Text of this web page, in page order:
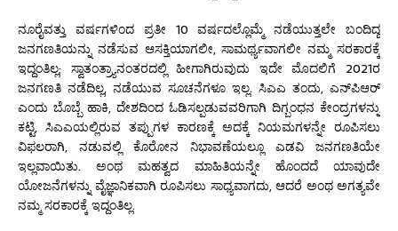
ನೂರೈವತ್ತು ವರ್ಷಗಳಿಂದ ಪ್ರತೀ 10 ವರ್ಷದಲ್ಲೊಮ್ಮೆ ನಡೆಯುತ್ತಲೇ ಬಂದಿದ್ದ
ಜನಗಣತಿಯನ್ನು ನಡೆಸುವ ಆಸಕ್ತಿಯಾಗಲೀ, ಸಾಮರ್ಥ್ಯವಾಗಲೀ ನಮ್ಮ ಸರಕಾರಕ್ಕೆ
ಇದ್ದಂತಿಲ್ಲ; ಸ್ವಾತಂತ್ರ್ಯಾನಂತರದಲ್ಲಿ ಹೀಗಾಗಿರುವುದು ಇದೇ ಮೊದಲಿಗೆ 2021ರ
ಜನಗಣತಿ ನಡೆದಿಲ್ಲ, ನಡೆಯುವ ಸೂಚನೆಗಳೂ ಇಲ್ಲ. ಸಿಎಎ ತಂದು, ಎನ್‌ಪಿಆರ್
ಎಂದು ಬೊಬ್ಬೆ ಹಾಕಿ, ದೇಶದಿಂದ ಓಡಿಸಲ್ಪಡುವವರಿಗಾಗಿ ದಿಗ್ಬಂಧನ ಕೇಂದ್ರಗಳನ್ನು
ಕಟ್ಟಿ, ಸಿಎಎಯಲ್ಲಿರುವ ತಪ್ಪುಗಳ ಕಾರಣಕ್ಕೆ ಅದಕ್ಕೆ ನಿಯಮಗಳನ್ನೇ ರೂಪಿಸಲು
ವಿಫಲರಾಗಿ, ನಡುವಲ್ಲಿ ಕೊರೋನ ನಿಭಾವಣೆಯಲ್ಲೂ ಎಡವಿ ಜನಗಣತಿಯೇ
ಇಲ್ಲವಾಯಿತು. ಅಂಥ ಮಹತ್ವದ ಮಾಹಿತಿಯನ್ನೇ ಹೊಂದದೆ ಯಾವುದೇ
ಯೋಜನೆಗಳನ್ನು ವೈಜ್ಞಾನಿಕವಾಗಿ ರೂಪಿಸಲು ಸಾಧ್ಯವಾಗದು, ಆದರೆ ಅಂಥ ಅಗತ್ಯವೇ
ನಮ್ಮ ಸರಕಾರಕ್ಕೆ ಇದ್ದಂತಿಲ್ಲ.